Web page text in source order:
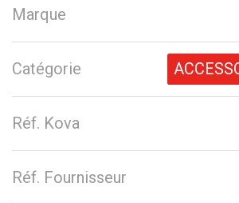
Marque
Catégorie
Réf. Kova
Réf. Fournisseur